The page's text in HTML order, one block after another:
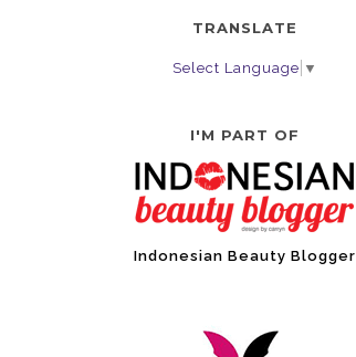
TRANSLATE
Select Language ▼
I'M PART OF
Indonesian Beauty Blogger